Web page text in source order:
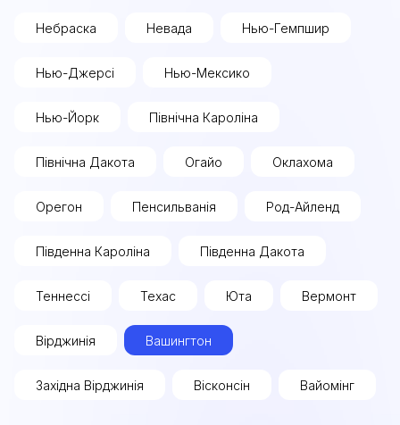
Небраска Невада Нью-Гемпшир
Нью-Джерсі Нью-Мексико
Нью-Йорк Північна Кароліна
Північна Дакота Огайо Оклахома
Орегон Пенсильванія Род-Айленд
Південна Кароліна Південна Дакота
Теннессі Техас Юта Вермонт
Вірджинія Вашингтон
Західна Вірджинія Вісконсін Вайомінг